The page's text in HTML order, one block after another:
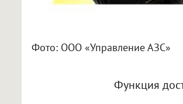
Фото: ООО «Управление АЗС»
Функция